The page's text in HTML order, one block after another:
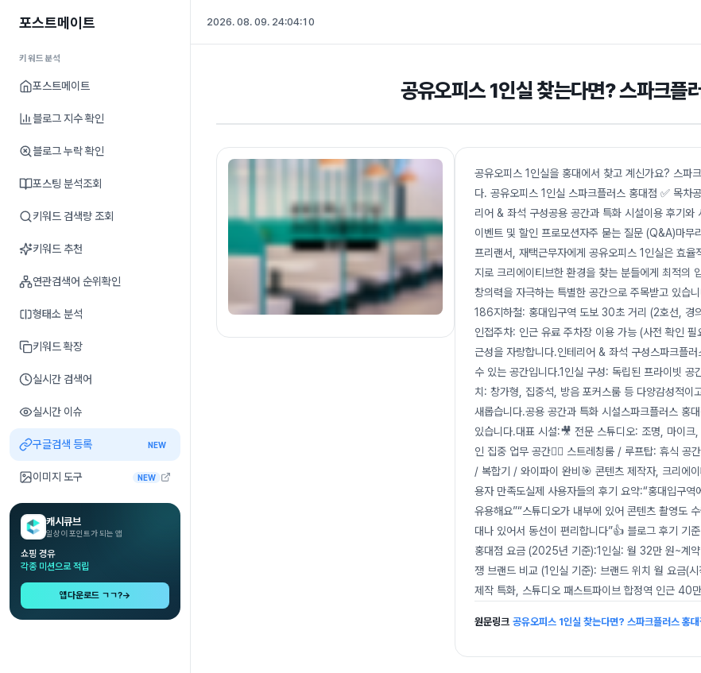
포스트메이트
키워드분석
포스트메이트
블로그 지수 확인
블로그 누락 확인
포스팅 분석조회
키워드 검색량 조회
키워드 추천
연관검색어 순위확인
형태소 분석
키워드 확장
실시간 검색어
실시간 이슈
구글검색 등록 NEW
이미지 도구 NEW
캐시큐브
일상이 포인트가 되는 앱
쇼핑 경유
각종 미션으로 적립
앱다운로드 ㄱㄱ?→
2026. 08. 09. 24:04:11
공유오피스 1인실 찾는다면? 스파크플
공유오피스 1인실을 홍대에서 찾고 계신가요? 스파
다. 공유오피스 1인실 스파크플러스 홍대점 ✅ 목차
리어 & 좌석 구성공용 공간과 특화 시설이용 후기
이벤트 및 할인 프로모션자주 묻는 질문 (Q&A)마무
프리랜서, 재택근무자에게 공유오피스 1인실은 효
지로 크리에이티브한 환경을 찾는 분들에게 최적의
창의력을 자극하는 특별한 공간으로 주목받고 있습
186지하철: 홍대입구역 도보 30초 거리 (2호선, 경
인접주차: 인근 유료 주차장 이용 가능 (사전 확인
근성을 자랑합니다.인테리어 & 좌석 구성스파크플
수 있는 공간입니다.1인실 구성: 독립된 프라이빗
치: 창가형, 집중석, 방음 포커스룸 등 다양감성적이
새롭습니다.공용 공간과 특화 시설스파크플러스 홍
있습니다.대표 시설:🎥 전문 스튜디오: 조명, 마이
인 집중 업무 공간🧘‍♀️ 스트레칭룸 / 루프탑: 휴식
/ 복합기 / 와이파이 완비🎯 콘텐츠 제작자, 크리에
용자 만족도실제 사용자들의 후기 요약:“홍대입구
유용해요”“스튜디오가 내부에 있어 콘텐츠 촬영도
대나 있어서 동선이 편리합니다”👍 블로그 후기 기
홍대점 요금 (2025년 기준):1인실: 월 32만 원~계
쟁 브랜드 비교 (1인실 기준): 브랜드 위치 월 요금(
제작 특화, 스튜디오 패스트파이브 합정역 인근 40
원문링크 공유오피스 1인실 찾는다면? 스파크플러스 홍